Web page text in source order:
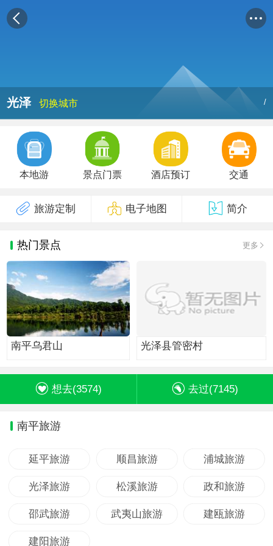
光泽 切换城市 /
本地游 景点门票 酒店预订 交通
旅游定制 电子地图 简介
热门景点 更多
南平乌君山 光泽县管密村
想去(3574) 去过(7145)
南平旅游
延平旅游 顺昌旅游 浦城旅游
光泽旅游 松溪旅游 政和旅游
邵武旅游 武夷山旅游 建瓯旅游
建阳旅游